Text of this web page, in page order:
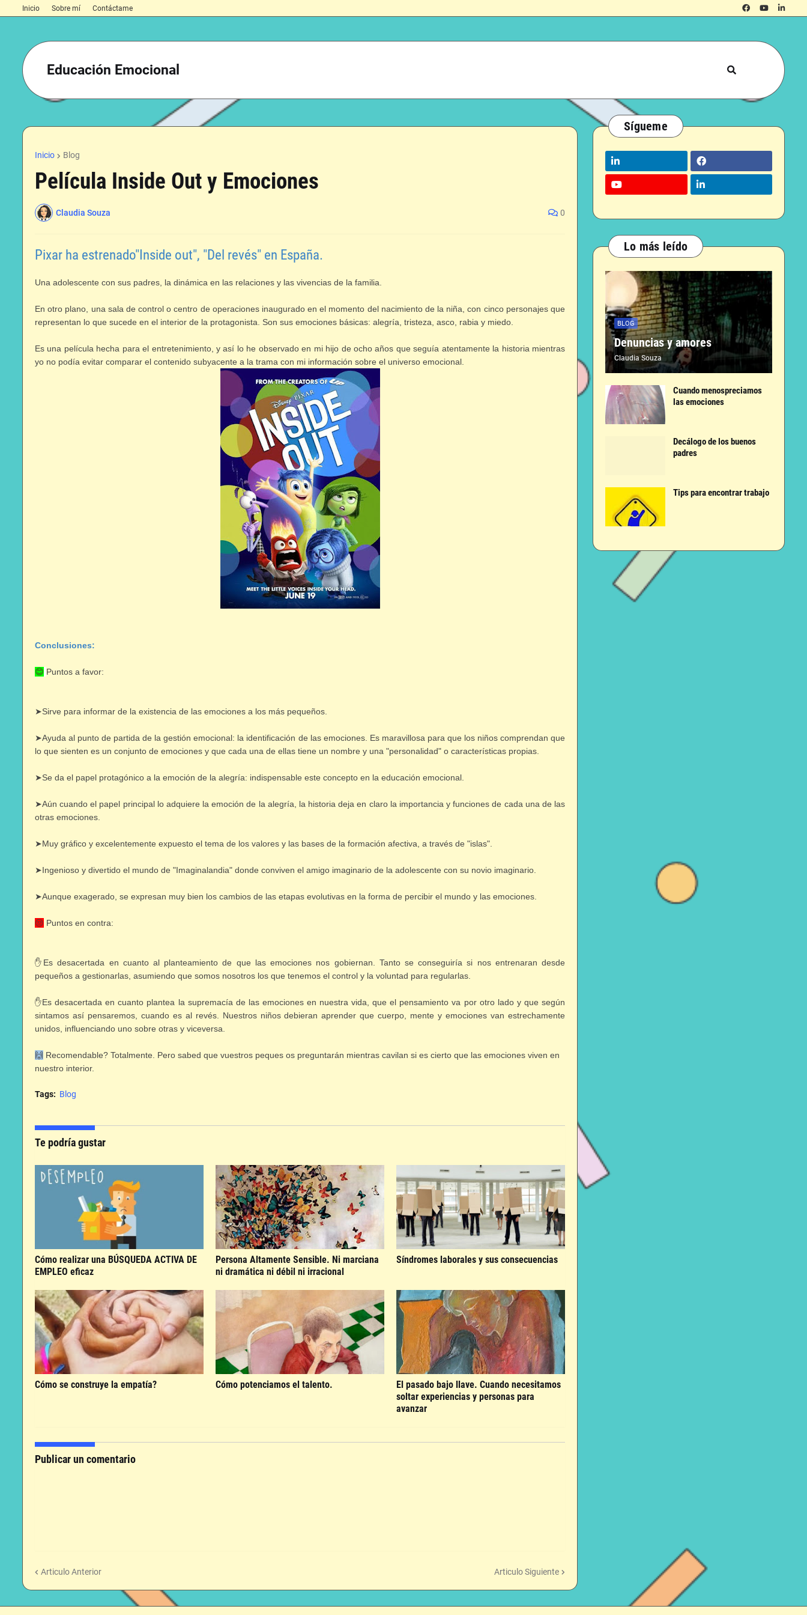
Inicio Sobre mí Contáctame
Educación Emocional
Inicio Blog
Película Inside Out y Emociones
Claudia Souza 0
Pixar ha estrenado"Inside out", "Del revés" en España.
Una adolescente con sus padres, la dinámica en las relaciones y las vivencias de la familia.
En otro plano, una sala de control o centro de operaciones inaugurado en el momento del nacimiento de la niña, con cinco personajes que
representan lo que sucede en el interior de la protagonista. Son sus emociones básicas: alegría, tristeza, asco, rabia y miedo.
Es una película hecha para el entretenimiento, y así lo he observado en mi hijo de ocho años que seguía atentamente la historia mientras
yo no podía evitar comparar el contenido subyacente a la trama con mi información sobre el universo emocional.
Conclusiones:
😊 Puntos a favor:
➤Sirve para informar de la existencia de las emociones a los más pequeños.
➤Ayuda al punto de partida de la gestión emocional: la identificación de las emociones. Es maravillosa para que los niños comprendan que
lo que sienten es un conjunto de emociones y que cada una de ellas tiene un nombre y una "personalidad" o características propias.
➤Se da el papel protagónico a la emoción de la alegría: indispensable este concepto en la educación emocional.
➤Aún cuando el papel principal lo adquiere la emoción de la alegría, la historia deja en claro la importancia y funciones de cada una de las
otras emociones.
➤Muy gráfico y excelentemente expuesto el tema de los valores y las bases de la formación afectiva, a través de "islas".
➤Ingenioso y divertido el mundo de "Imaginalandia" donde conviven el amigo imaginario de la adolescente con su novio imaginario.
➤Aunque exagerado, se expresan muy bien los cambios de las etapas evolutivas en la forma de percibir el mundo y las emociones.
😒 Puntos en contra:
✋Es desacertada en cuanto al planteamiento de que las emociones nos gobiernan. Tanto se conseguiría si nos entrenaran desde
pequeños a gestionarlas, asumiendo que somos nosotros los que tenemos el control y la voluntad para regularlas.
✋Es desacertada en cuanto plantea la supremacía de las emociones en nuestra vida, que el pensamiento va por otro lado y que según
sintamos así pensaremos, cuando es al revés. Nuestros niños debieran aprender que cuerpo, mente y emociones van estrechamente
unidos, influenciando uno sobre otras y viceversa.
🙌 Recomendable? Totalmente. Pero sabed que vuestros peques os preguntarán mientras cavilan si es cierto que las emociones viven en
nuestro interior.
Tags: Blog
Te podría gustar
Cómo realizar una BÚSQUEDA ACTIVA DE
EMPLEO eficaz
Persona Altamente Sensible. Ni marciana
ni dramática ni débil ni irracional
Síndromes laborales y sus consecuencias
Cómo se construye la empatía? Cómo potenciamos el talento.
El pasado bajo llave. Cuando necesitamos
soltar experiencias y personas para
avanzar
Publicar un comentario
Articulo Anterior Articulo Siguiente
Sígueme
Lo más leído
BLOG
Denuncias y amores
Claudia Souza
Cuando menospreciamos
las emociones
Decálogo de los buenos
padres
Tips para encontrar trabajo